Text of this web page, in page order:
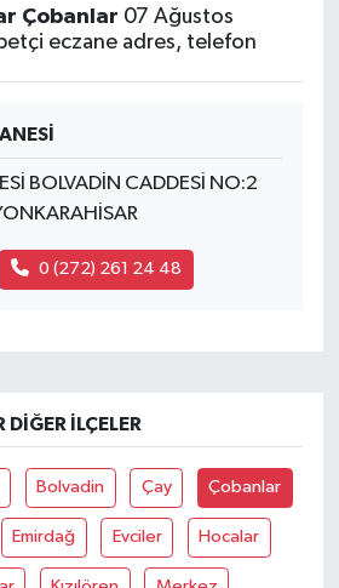
Çobanlar 07 Ağustos
eczane adres, telefon
BOLVADİN CADDESİ NO:2
0 (272) 261 24 48
İLÇELER
Bolvadin Çay Çobanlar
Emirdağ Evciler Hocalar